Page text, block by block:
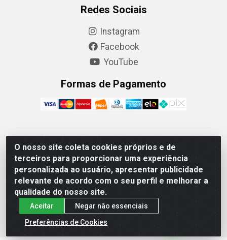
O nosso site coleta cookies próprios e de
terceiros para proporcionar uma experiência
personalizada ao usuário, apresentar publicidade
relevante de acordo com o seu perfil e melhorar a
qualidade do nosso site.
Aceitar
Negar não essenciais
Preferências de Cookies
Redes Sociais
Instagram
Facebook
YouTube
Formas de Pagamento
Camaquã Distribuidora Ltda - Avenida Conego Luiz W
Hanquet, 1001 - Parque Residencial do Arroio Duro,
Camaquã/RS - CEP 96.789-102 - CNPJ
07.061.124/0001-26